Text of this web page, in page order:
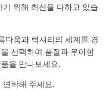
위해 최선을 다하고 있습
다움과 럭셔리의 세계를 경
선택하여 품질과 우아함
을 만나보세요.
연락해 주세요.